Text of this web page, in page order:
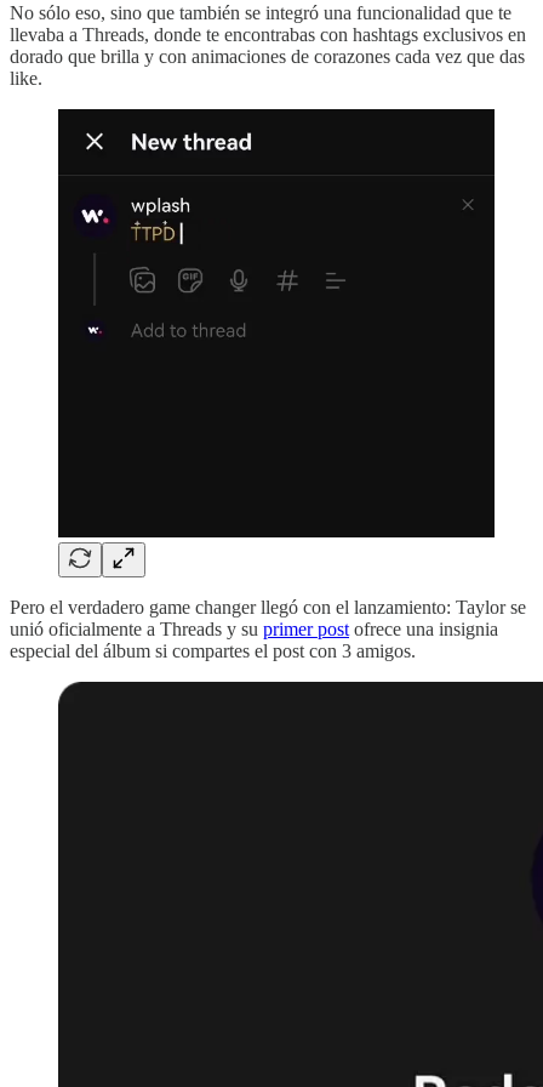
No sólo eso, sino que también se integró una funcionalidad que te
llevaba a Threads, donde te encontrabas con hashtags exclusivos en
dorado que brilla y con animaciones de corazones cada vez que das
like.
Pero el verdadero game changer llegó con el lanzamiento: Taylor se
unió oficialmente a Threads y su primer post ofrece una insignia
especial del álbum si compartes el post con 3 amigos.